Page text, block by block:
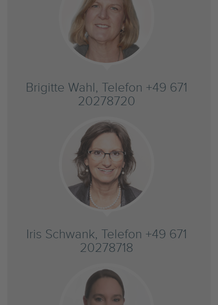
Brigitte Wahl, Telefon +49 671
20278720
Iris Schwank, Telefon +49 671
20278718